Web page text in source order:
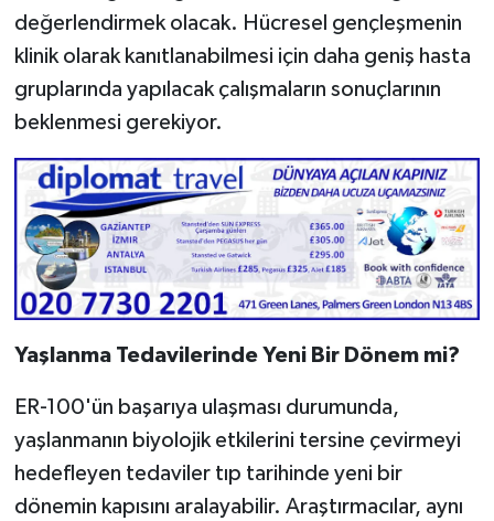
değerlendirmek olacak. Hücresel gençleşmenin
klinik olarak kanıtlanabilmesi için daha geniş hasta
gruplarında yapılacak çalışmaların sonuçlarının
beklenmesi gerekiyor.
Yaşlanma Tedavilerinde Yeni Bir Dönem mi?
ER-100'ün başarıya ulaşması durumunda,
yaşlanmanın biyolojik etkilerini tersine çevirmeyi
hedefleyen tedaviler tıp tarihinde yeni bir
dönemin kapısını aralayabilir. Araştırmacılar, aynı